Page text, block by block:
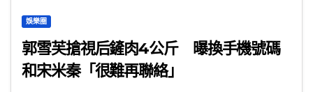
娛樂圈
郭雪芙搶視后鏟肉4公斤 曝換手機號碼
和宋米秦「很難再聯絡」